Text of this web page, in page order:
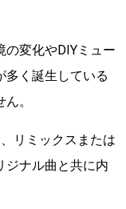
の変化やDIYミュー
多く誕生している
。
リミックスまたは
ジナル曲と共に内